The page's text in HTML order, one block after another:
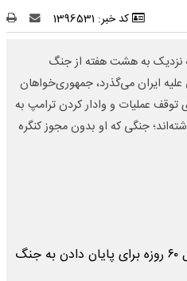
کد خبر: 1396531
نزدیک به هشت هفته از جنگ
علیه ایران می‌گذرد، جمهوری‌خواهان
توقف عملیات و وادار کردن ترامپ به
جنگی که او بدون مجوز کنگره